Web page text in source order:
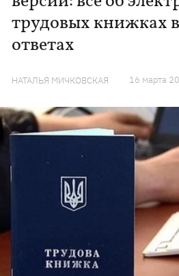
трудовых книжках
ответах
НАТАЛЬЯ МИЧКОВСКАЯ 16 марта